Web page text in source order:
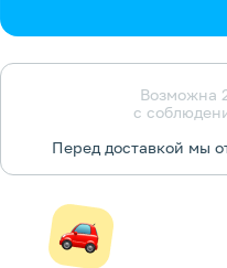
Возможна
с
Перед доставкой мы